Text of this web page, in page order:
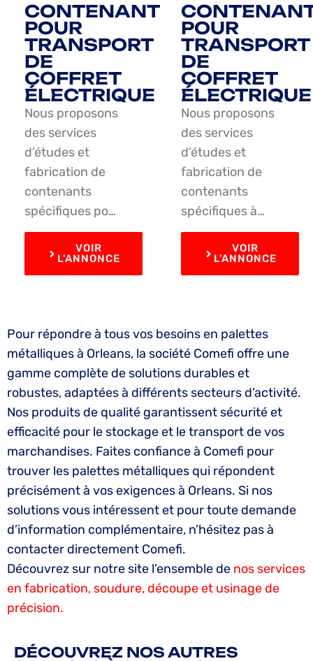
CONTENANT
POUR
TRANSPORT
DE
COFFRET
ÉLECTRIQUE
Nous proposons
des services
d’études et
fabrication de
contenants
spécifiques po…
VOIR
L'ANNONCE
POUR
TRANSPORT
DE
COFFRET
ÉLECTRIQUE
Nous proposons
des services
d’études et
fabrication de
contenants
spécifiques à…
VOIR
L'ANNONCE
Pour répondre à tous vos besoins en palettes
métalliques à Orleans, la société Comefi offre une
gamme complète de solutions durables et
robustes, adaptées à différents secteurs d’activité.
Nos produits de qualité garantissent sécurité et
efficacité pour le stockage et le transport de vos
marchandises. Faites confiance à Comefi pour
trouver les palettes métalliques qui répondent
précisément à vos exigences à Orleans. Si nos
solutions vous intéressent et pour toute demande
d’information complémentaire, n’hésitez pas à
contacter directement Comefi.
Découvrez sur notre site l’ensemble de nos services
en fabrication, soudure, découpe et usinage de
précision.
DÉCOUVREZ NOS AUTRES